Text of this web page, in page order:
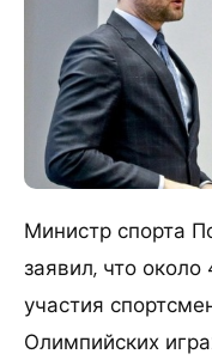
Министр спорта
заявил, что
участия
Олимпийских